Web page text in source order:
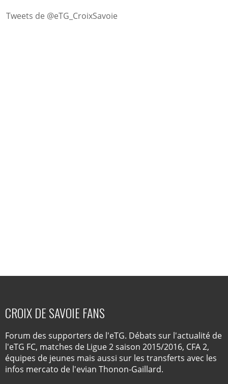
Tweets de @eTG_CroixSavoie
CROIX DE SAVOIE FANS
Forum des supporters de l'eTG. Débats sur l'actualité de
l'eTG FC, matches de Ligue 2 saison 2015/2016, CFA 2,
équipes de jeunes mais aussi sur les transferts avec les
infos mercato de l'evian Thonon-Gaillard.